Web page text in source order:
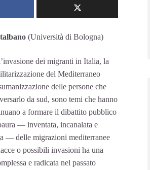
(Università di Bologna)
dei migranti in Italia, la
del Mediterraneo
delle persone che
da sud, sono temi che hanno
a formare il dibattito pubblico
— inventata, incanalata e
— delle migrazioni mediterranee
o possibili invasioni ha una
e radicata nel passato